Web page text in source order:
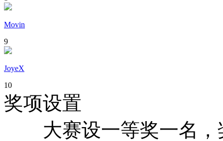
Movin
9
JoyeX
10
奖项设置
大赛设一等奖一名，